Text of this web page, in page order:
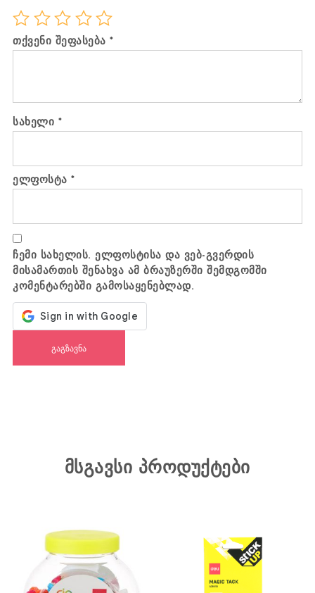
თქვენი შეფასება*
სახელი *
ელფოსტა*
ჩემი სახელის. ელფოსტისა და ვებ-გვერდის
მისამართის შენახვა ამ ბრაუზერში შემდგომში
კომენტარებში გამოსაყენებლად.
მსგავსი პროდუქტები